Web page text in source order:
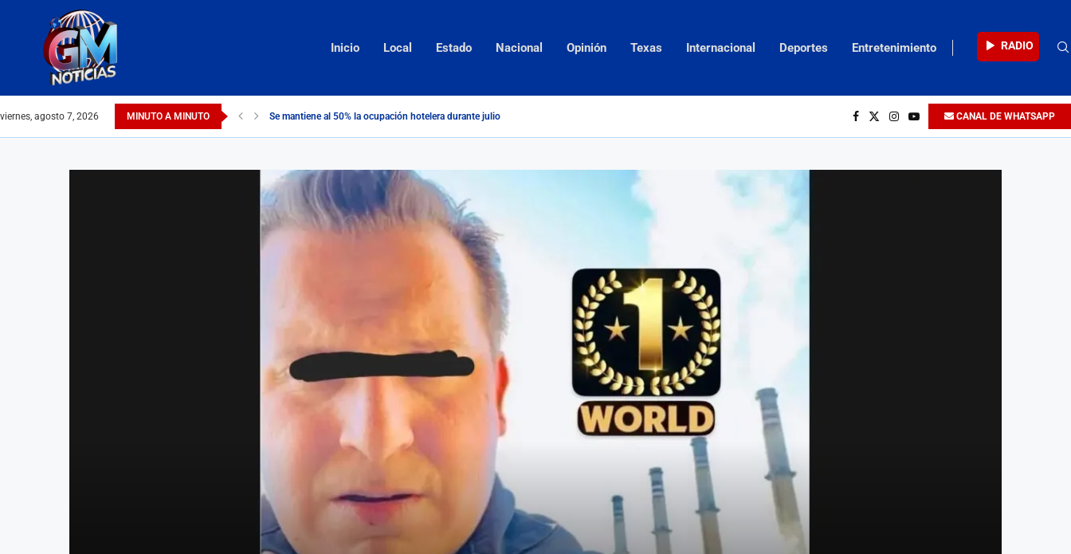
Inicio Local Estado Nacional Opinión Texas Internacional Deportes Entretenimiento RADIO
viernes, agosto 7, 2026 MINUTO A MINUTO Se mantiene al 50% la ocupación hotelera durante julio CANAL DE WHATSAPP